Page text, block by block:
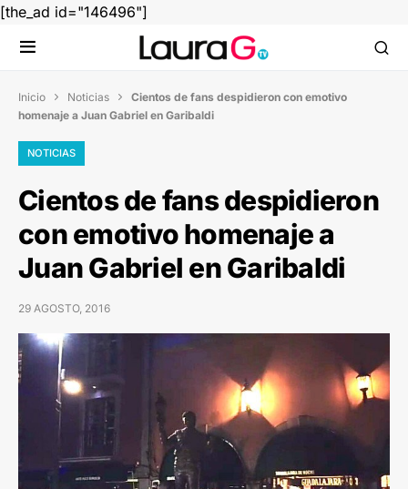
[the_ad id="146496"]
Inicio  Noticias  Cientos de fans despidieron con emotivo
homenaje a Juan Gabriel en Garibaldi
NOTICIAS
Cientos de fans despidieron
con emotivo homenaje a
Juan Gabriel en Garibaldi
29 AGOSTO, 2016